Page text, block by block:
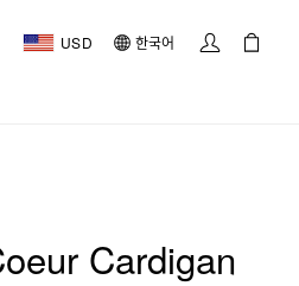
USD 한국어
Cardigan